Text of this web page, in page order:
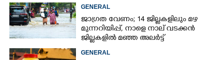
GENERAL
ജാഗ്രത വേണം; 14 ജില്ലകളിലും മഴ
മുന്നറിയിപ്പ്, നാളെ നാല് വടക്കൻ
ജില്ലകളിൽ മഞ്ഞ അലർട്ട്
GENERAL